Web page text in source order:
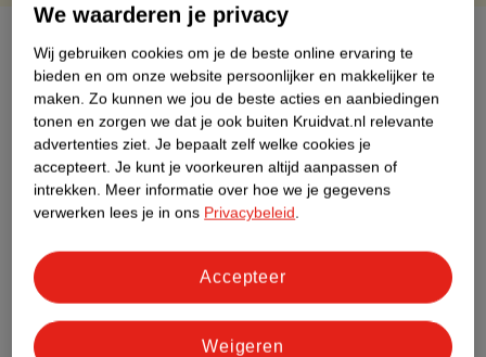
Over dit product
Productinformatie
Etiketinformatie
Nature Impact Score
Dit product heeft (nog) geen Nature
Impact Score.
We waarderen je privacy
Wij gebruiken cookies om je de beste online ervaring te
bieden en om onze website persoonlijker en makkelijker te
maken. Zo kunnen we jou de beste acties en aanbiedingen
tonen en zorgen we dat je ook buiten Kruidvat.nl relevante
advertenties ziet. Je bepaalt zelf welke cookies je
accepteert. Je kunt je voorkeuren altijd aanpassen of
intrekken. Meer informatie over hoe we je gegevens
verwerken lees je in ons Privacybeleid.
Weigeren
Accepteer